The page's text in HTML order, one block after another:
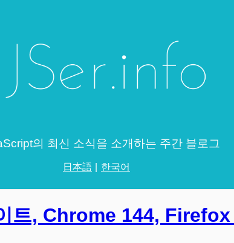
의 최신 소식을 소개하는 주간 블로그
日本語 한국어
트, Chrome 144,